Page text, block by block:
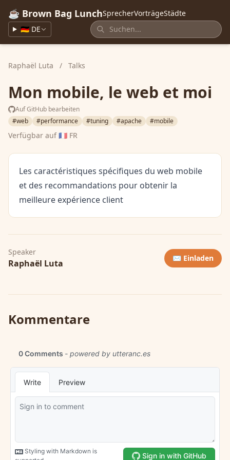
☕ Brown Bag LunchSprecherVorträgeStädte
🇩🇪 DE
Raphaël Luta / Talks
Mon mobile, le web et moi
Auf GitHub bearbeiten
#web
#performance #tuning #apache #mobile
Verfügbar auf🇫🇷 FR
Les caractéristiques spécifiques du web mobile
et des recommandations pour obtenir la
meilleure expérience client
Speaker
Raphaël Luta ✉️ Einladen
Kommentare